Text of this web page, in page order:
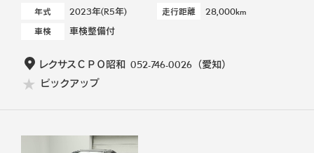
年式
2023年(R5年) 走行距離 28,000km
車検 車検整備付
レクサスＣＰＯ昭和 052-746-0026（愛知）
ピックアップ